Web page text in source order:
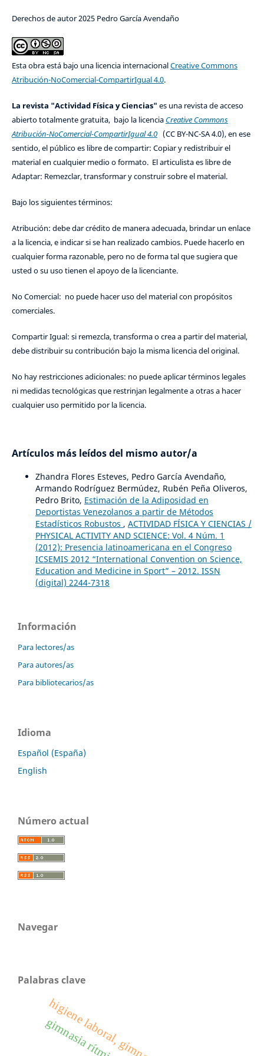
Derechos de autor 2025 Pedro García Avendaño
Esta obra está bajo una licencia internacionalCreative Commons
Atribución-NoComercial-CompartirIgual 4.0.
La revista "Actividad Física y Ciencias" es una revista de acceso
abierto totalmente gratuita, bajo la licencia Creative Commons
Atribución-NoComercial-CompartirIgual 4.0(CC BY-NC-SA 4.0), en ese
sentido, el público es libre de compartir: Copiar y redistribuir el
material en cualquier medio o formato. El articulista es libre de
Adaptar: Remezclar, transformar y construir sobre el material.
Bajo los siguientes términos:
Atribución: debe dar crédito de manera adecuada, brindar un enlace
a la licencia, e indicar si se han realizado cambios. Puede hacerlo en
cualquier forma razonable, pero no de forma tal que sugiera que
usted o su uso tienen el apoyo de la licenciante.
No Comercial: no puede hacer uso del material con propósitos
comerciales.
Compartir Igual: si remezcla, transforma o crea a partir del material,
debe distribuir su contribución bajo la misma licencia del original.
No hay restricciones adicionales: no puede aplicar términos legales
ni medidas tecnológicas que restrinjan legalmente a otras a hacer
cualquier uso permitido por la licencia.
Artículos más leídos del mismo autor/a
Zhandra Flores Esteves, Pedro García Avendaño,
Armando Rodríguez Bermúdez, Rubén Peña Oliveros,
Pedro Brito, Estimación de la Adiposidad en
Deportistas Venezolanos a partir de Métodos
Estadísticos Robustos , ACTIVIDAD FÍSICA Y CIENCIAS /
PHYSICAL ACTIVITY AND SCIENCE: Vol. 4 Núm. 1
(2012): Presencia latinoamericana en el Congreso
ICSEMIS 2012 “International Convention on Science,
Education and Medicine in Sport” – 2012. ISSN
(digital) 2244-7318
Información
Para lectores/as
Para autores/as
Para bibliotecarios/as
Idioma
Español (España)
English
Número actual
Navegar
Palabras clave